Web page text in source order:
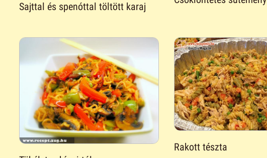
Sajttal és spenóttal töltött karaj
Rakott tészta